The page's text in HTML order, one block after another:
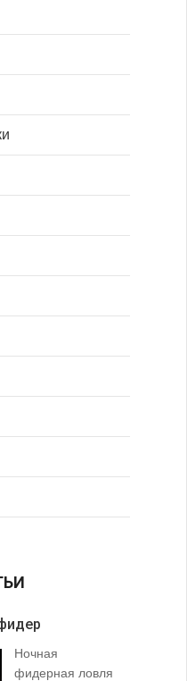
Ночная
фидерная ловля